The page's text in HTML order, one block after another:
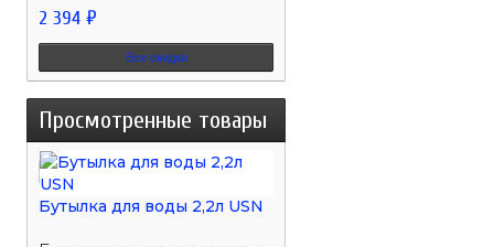
2 394 ₽
Все скидки
Просмотренные товары
Бутылка для воды 2,2л USN